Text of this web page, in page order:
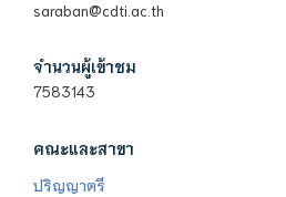
saraban@cdti.ac.th
จำนวนผู้เข้าชม
7583143
คณะและสาขา
ปริญญาตรี